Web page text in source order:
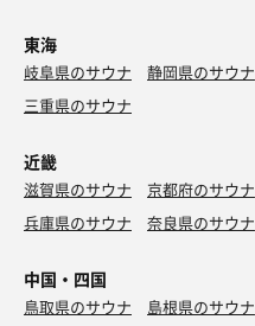
東海
岐阜県のサウナ 静岡県のサウナ
三重県のサウナ
近畿
滋賀県のサウナ 京都府のサウナ
兵庫県のサウナ
奈良県のサウナ
中国・四国
鳥取県のサウナ 島根県のサウナ